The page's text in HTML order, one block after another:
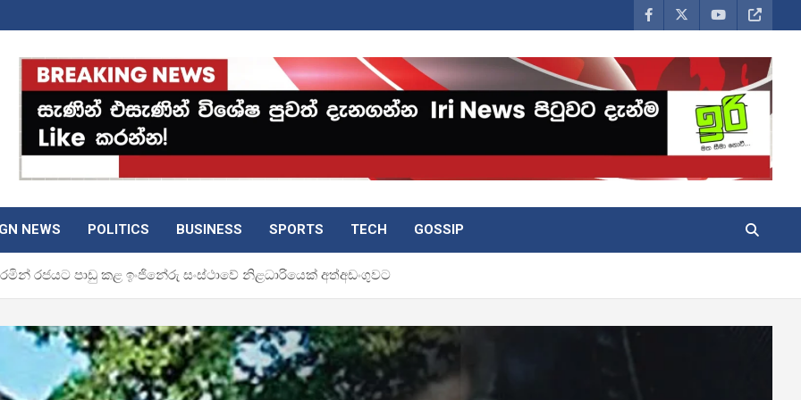
NEWS POLITICS BUSINESS SPORTS TECH GOSSIP
රජයට පාඩු කළ ඉංජිනේරු සංස්ථාවේ නිළධාරියෙක් අත්අඩංගුවට